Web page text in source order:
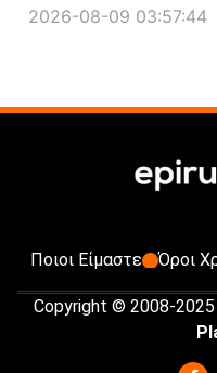
2026-08-09 03:57:44
Ποιοι Είμαστε Όροι
Copyright © 2008-